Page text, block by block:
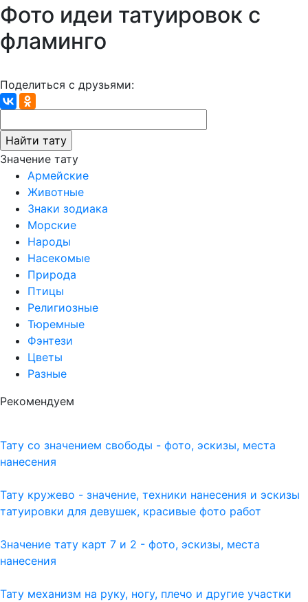
Фото идеи татуировок с
фламинго
Поделиться с друзьями:
Значение тату
Армейские
Животные
Знаки зодиака
Морские
Народы
Насекомые
Природа
Птицы
Религиозные
Тюремные
Фэнтези
Цветы
Разные
Рекомендуем
Тату со значением свободы - фото, эскизы, места
нанесения
Тату кружево - значение, техники нанесения и эскизы
татуировки для девушек, красивые фото работ
Значение тату карт 7 и 2 - фото, эскизы, места
нанесения
Тату механизм на руку, ногу, плечо и другие участки